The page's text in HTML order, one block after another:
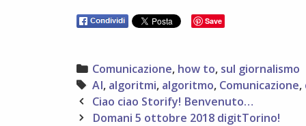
Save
Categories
Comunicazione, how to, sul giornalismo
Tags
AI, algoritmi, algoritmo, Comunicazione,
Post
navigation
Ciao ciao Storify! Benvenuto…
Domani 5 ottobre 2018 digitTorino!